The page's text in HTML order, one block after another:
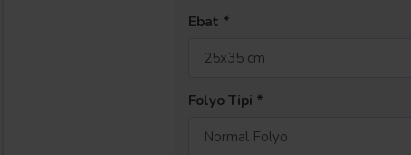
Ebat
25x35 cm
Folyo Tipi
Normal Folyo